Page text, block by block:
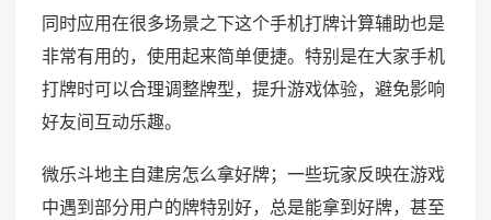
同时应用在很多场景之下这个手机打牌计算辅助也是
非常有用的，使用起来简单便捷。特别是在大家手机
打牌时可以合理调整牌型，提升游戏体验，避免影响
好友间互动乐趣。
微乐斗地主自建房怎么拿好牌；一些玩家反映在游戏
中遇到部分用户的牌特别好，总是能拿到好牌，甚至